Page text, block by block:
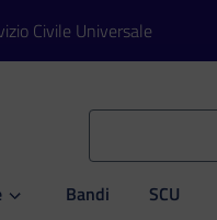
Civile Universale
Bandi SCU